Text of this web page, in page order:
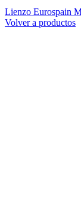
Lienzo Eurospain
Volver a productos